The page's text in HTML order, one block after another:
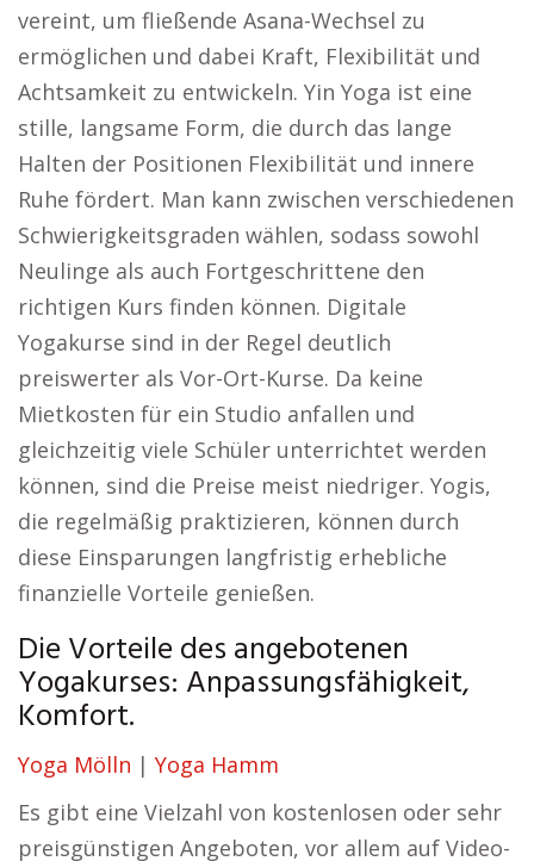
vereint, um fließende Asana-Wechsel zu
ermöglichen und dabei Kraft, Flexibilität und
Achtsamkeit zu entwickeln. Yin Yoga ist eine
stille, langsame Form, die durch das lange
Halten der Positionen Flexibilität und innere
Ruhe fördert. Man kann zwischen verschiedenen
Schwierigkeitsgraden wählen, sodass sowohl
Neulinge als auch Fortgeschrittene den
richtigen Kurs finden können. Digitale
Yogakurse sind in der Regel deutlich
preiswerter als Vor-Ort-Kurse. Da keine
Mietkosten für ein Studio anfallen und
gleichzeitig viele Schüler unterrichtet werden
können, sind die Preise meist niedriger. Yogis,
die regelmäßig praktizieren, können durch
diese Einsparungen langfristig erhebliche
finanzielle Vorteile genießen.
Die Vorteile des angebotenen
Yogakurses: Anpassungsfähigkeit,
Komfort.
Yoga Mölln | Yoga Hamm
Es gibt eine Vielzahl von kostenlosen oder sehr
preisgünstigen Angeboten, vor allem auf Video-